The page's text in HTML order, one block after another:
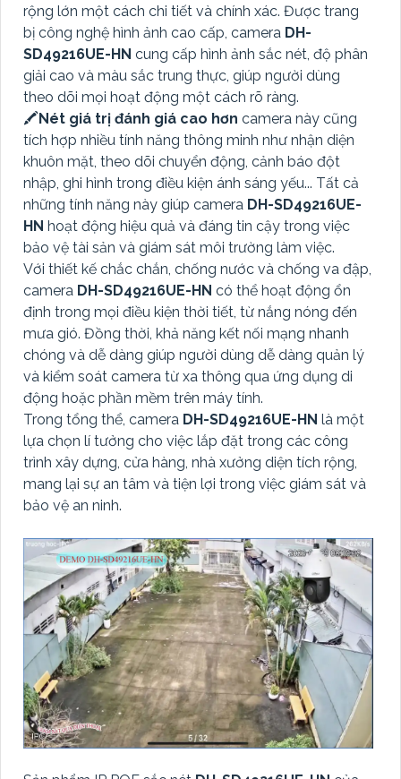
rộng lớn một cách chi tiết và chính xác. Được trang
bị công nghệ hình ảnh cao cấp, camera DH-
SD49216UE-HN cung cấp hình ảnh sắc nét, độ phân
giải cao và màu sắc trung thực, giúp người dùng
theo dõi mọi hoạt động một cách rõ ràng.
🖍Nét giá trị đánh giá cao hơn camera này cũng
tích hợp nhiều tính năng thông minh như nhận diện
khuôn mặt, theo dõi chuyển động, cảnh báo đột
nhập, ghi hình trong điều kiện ánh sáng yếu... Tất cả
những tính năng này giúp camera DH-SD49216UE-
HN hoạt động hiệu quả và đáng tin cậy trong việc
bảo vệ tài sản và giám sát môi trường làm việc.
Với thiết kế chắc chắn, chống nước và chống va đập,
camera DH-SD49216UE-HN có thể hoạt động ổn
định trong mọi điều kiện thời tiết, từ nắng nóng đến
mưa gió. Đồng thời, khả năng kết nối mạng nhanh
chóng và dễ dàng giúp người dùng dễ dàng quản lý
và kiểm soát camera từ xa thông qua ứng dụng di
động hoặc phần mềm trên máy tính.
Trong tổng thể, camera DH-SD49216UE-HN là một
lựa chọn lí tưởng cho việc lắp đặt trong các công
trình xây dựng, cửa hàng, nhà xưởng diện tích rộng,
mang lại sự an tâm và tiện lợi trong việc giám sát và
bảo vệ an ninh.